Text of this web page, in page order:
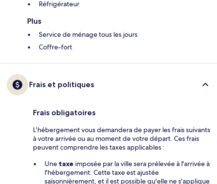
Réfrigérateur
Plus
Service de ménage tous les jours
Coffre-fort
Frais et politiques
Frais obligatoires
L’hébergement vous demandera de payer les frais suivants
à votre arrivée ou au moment de votre départ. Ces frais
peuvent comprendre les taxes applicables :
Une taxe imposée par la ville sera prélevée à l'arrivée à
l'hébergement. Cette taxe est ajustée
saisonnièrement, et il est possible qu'elle ne s'applique